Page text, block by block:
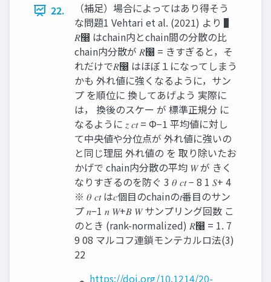
22.
（補足）場合によってはあり得そう
な問題1 Vehtari et al. (2021) より ▌
𝑅෠ はchain内とchain間の分散の比
chain内分散が 𝑅෠ = きすぎると，そ
れだけで𝑅෠ はほぼ１になってしまう
かも 外れ値に強くなるように，サン
プ を順位に 換してあげよう 実際に
は， 換後のスケー が 標準正規分 に
なるように 𝑧 𝑐𝑡 = Φ−1 平均値に対し
て中央値や分位点が 外れ値に強いの
と同じ理屈 外れ値の を 取り除いたお
かげで chain内分散の平均 𝑊 が きく
なりすぎるのを防ぐ 3 𝜃 𝑐𝑡 − 8 1 𝑆+ 4
※ 𝜃 𝑐𝑡 は𝑐個目のchainの𝑡番目のサン
プ 𝑛−1 𝑛 𝑊+𝐵 𝑊 サンプリング回数 こ
のとき (rank-normalized) 𝑅෠ = 1. 7
9 08 マルコフ連鎖モンテカルロ法(3)
22
https://doi.org/10.1214/20-